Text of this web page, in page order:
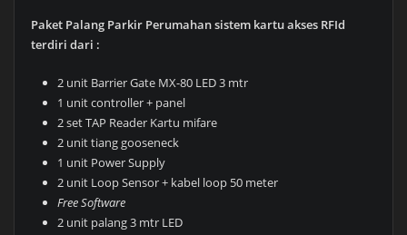
Paket Palang Parkir Perumahan sistem kartu akses RFId
terdiri dari :
2 unit Barrier Gate MX-80 LED 3 mtr
1 unit controller + panel
2 set TAP Reader Kartu mifare
2 unit tiang gooseneck
1 unit Power Supply
2 unit Loop Sensor + kabel loop 50 meter
Free Software
2 unit palang 3 mtr LED